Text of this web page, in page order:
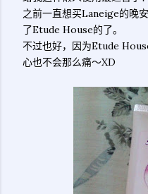
之前一直想买Laneige的晚
了Etude House的了。
不过也好，因为Etude
心也不会那么痛～XD